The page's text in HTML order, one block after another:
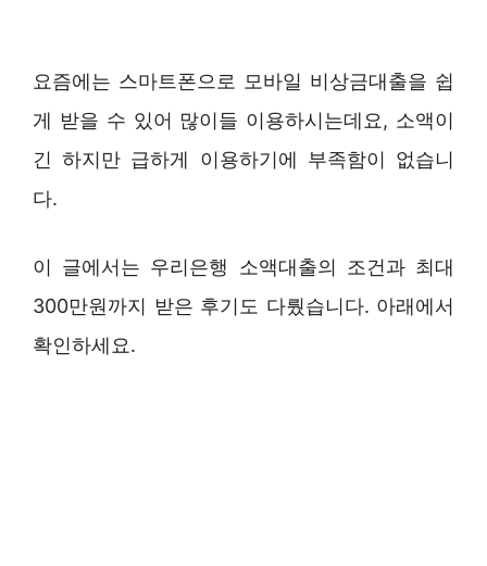
요즘에는 스마트폰으로 모바일 비상금대출을 쉽
게 받을 수 있어 많이들 이용하시는데요, 소액이
긴 하지만 급하게 이용하기에 부족함이 없습니
다.
이 글에서는 우리은행 소액대출의 조건과 최대
300만원까지 받은 후기도 다뤘습니다. 아래에서
확인하세요.